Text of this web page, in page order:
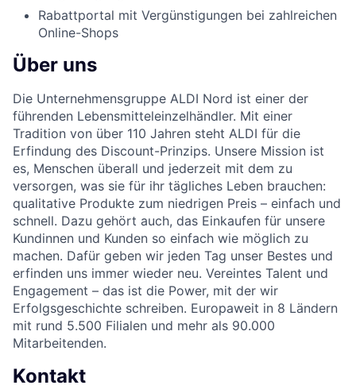
Rabattportal mit Vergünstigungen bei zahlreichen
Online-Shops
Über uns
Die Unternehmensgruppe ALDI Nord ist einer der
führenden Lebensmitteleinzelhändler. Mit einer
Tradition von über 110 Jahren steht ALDI für die
Erfindung des Discount-Prinzips. Unsere Mission ist
es, Menschen überall und jederzeit mit dem zu
versorgen, was sie für ihr tägliches Leben brauchen:
qualitative Produkte zum niedrigen Preis – einfach und
schnell. Dazu gehört auch, das Einkaufen für unsere
Kundinnen und Kunden so einfach wie möglich zu
machen. Dafür geben wir jeden Tag unser Bestes und
erfinden uns immer wieder neu. Vereintes Talent und
Engagement – das ist die Power, mit der wir
Erfolgsgeschichte schreiben. Europaweit in 8 Ländern
mit rund 5.500 Filialen und mehr als 90.000
Mitarbeitenden.
Kontakt